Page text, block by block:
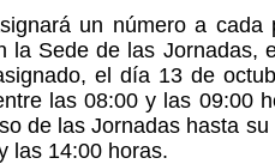
un número a
la Sede de las Jornadas,
el día 13 de
las 08:00 y las 09:00
de las Jornadas hasta
las 14:00 horas.